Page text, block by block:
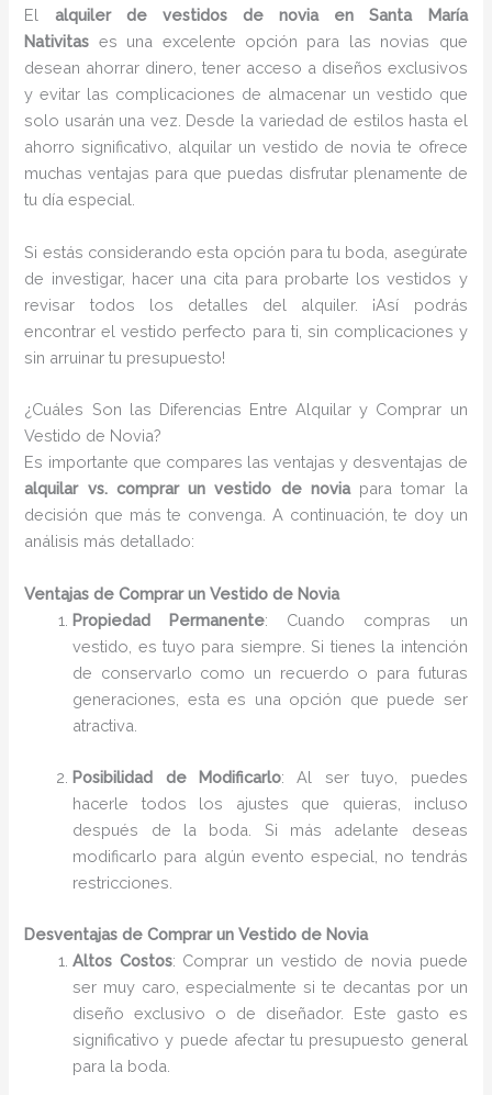
El alquiler de vestidos de novia en Santa María
Nativitas es una excelente opción para las novias que
desean ahorrar dinero, tener acceso a diseños exclusivos
y evitar las complicaciones de almacenar un vestido que
solo usarán una vez. Desde la variedad de estilos hasta el
ahorro significativo, alquilar un vestido de novia te ofrece
muchas ventajas para que puedas disfrutar plenamente de
tu día especial.
Si estás considerando esta opción para tu boda, asegúrate
de investigar, hacer una cita para probarte los vestidos y
revisar todos los detalles del alquiler. ¡Así podrás
encontrar el vestido perfecto para ti, sin complicaciones y
sin arruinar tu presupuesto!
¿Cuáles Son las Diferencias Entre Alquilar y Comprar un
Vestido de Novia?
Es importante que compares las ventajas y desventajas de
alquilar vs. comprar un vestido de noviapara tomar la
decisión que más te convenga. A continuación, te doy un
análisis más detallado:
Ventajas de Comprar un Vestido de Novia
Propiedad Permanente: Cuando compras un
vestido, es tuyo para siempre. Si tienes la intención
de conservarlo como un recuerdo o para futuras
generaciones, esta es una opción que puede ser
atractiva.
Posibilidad de Modificarlo: Al ser tuyo, puedes
hacerle todos los ajustes que quieras, incluso
después de la boda. Si más adelante deseas
modificarlo para algún evento especial, no tendrás
restricciones.
Desventajas de Comprar un Vestido de Novia
Altos Costos: Comprar un vestido de novia puede
ser muy caro, especialmente si te decantas por un
diseño exclusivo o de diseñador. Este gasto es
significativo y puede afectar tu presupuesto general
para la boda.